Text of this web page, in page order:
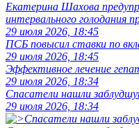
Екатерина Шахова
интервального голодания
29 июля 2026, 18:45
ПСБ повысил ставки по
29 июля 2026, 18:45
Эффективное лечение
29 июля 2026, 18:34
Спасатели нашли
29 июля 2026, 18:34